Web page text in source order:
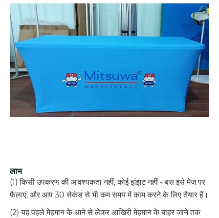
लाभ
(1) किसी उपकरण की आवश्यकता नहीं, कोई झंझट नहीं - बस इसे मेज पर
फैलाएं, और आप 30 सेकंड से भी कम समय में काम करने के लिए तैयार हैं।
(2) यह पहले मेहमान के आने से लेकर आखिरी मेहमान के बाहर जाने तक